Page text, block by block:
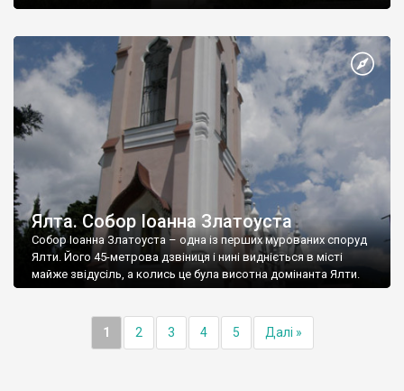
Ялта. Собор Іоанна Златоуста
Собор Іоанна Златоуста – одна із перших мурованих споруд
Ялти. Його 45-метрова дзвіниця і нині видніється в місті
майже звідусіль, а колись це була висотна домінанта Ялти.
1 2 3 4 5 Далі »